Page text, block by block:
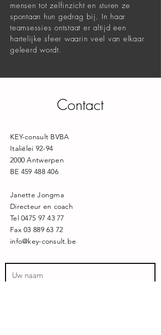
mensen tot zelfinzicht en sturen ze
spontaan hun gedrag bij. In haar
teamsessies ontstaat er altijd een
hartelijke sfeer waarin veel van elkaar
geleerd wordt.
Contact
KEY-consult BVBA
Italiëlei 92-94
2000 Antwerpen
BE 459 488 406
Janette Jongma
Directeur en coach
Tel0475 97 43 77
Fax03 889 63 72
info@key-consult.be